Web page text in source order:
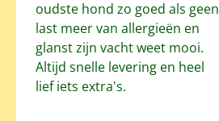
oudste hond zo goed als geen
last meer van allergieën en
glanst zijn vacht weet mooi.
Altijd snelle levering en heel
lief iets extra's.